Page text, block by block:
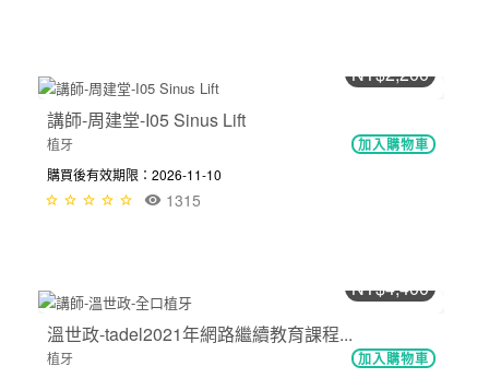
NT$2,200
講師-周建堂-I05 Sinus Lift
植牙 加入購物車
購買後有效期限：2026-11-10
1315
NT$4,400
溫世政-tadel2021年網路繼續教育課程...
植牙 加入購物車